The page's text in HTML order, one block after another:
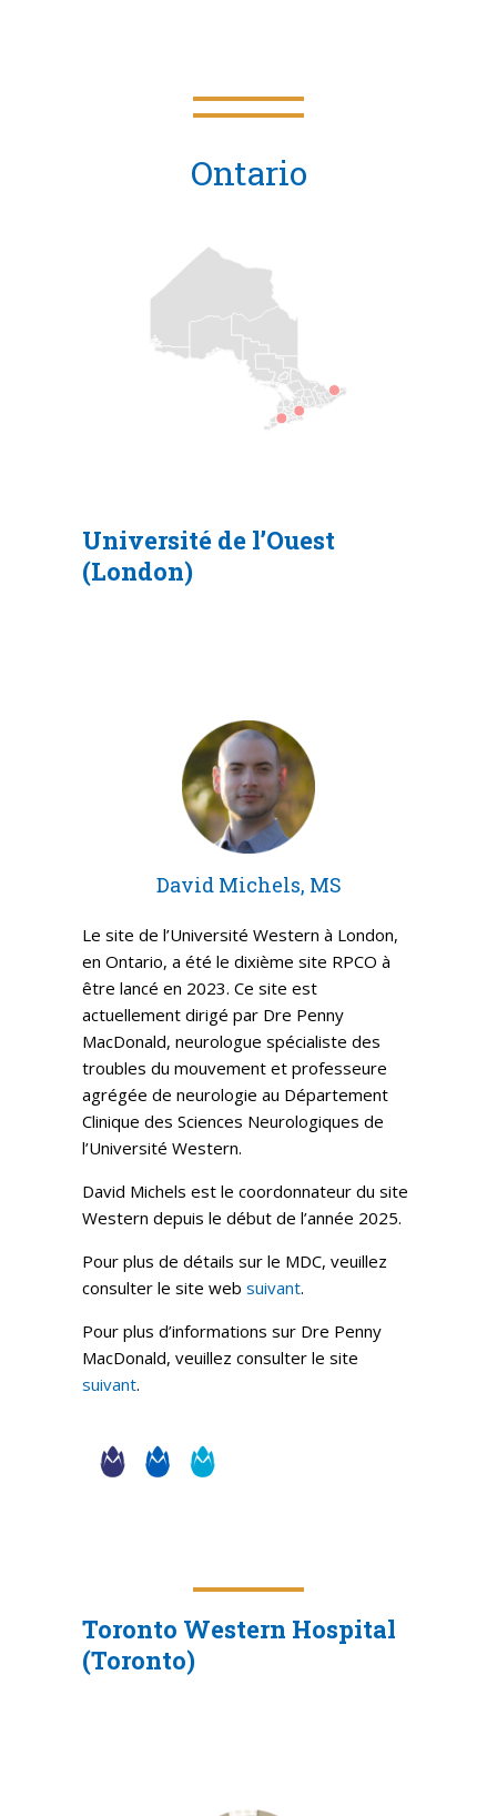
Ontario
Université de l’Ouest
(London)
David Michels, MS
Le site de l’Université Western à London,
en Ontario, a été le dixième site RPCO à
être lancé en 2023. Ce site est
actuellement dirigé par Dre Penny
MacDonald, neurologue spécialiste des
troubles du mouvement et professeure
agrégée de neurologie au Département
Clinique des Sciences Neurologiques de
l’Université Western.
David Michels est le coordonnateur du site
Western depuis le début de l’année 2025.
Pour plus de détails sur le MDC, veuillez
consulter le site web suivant.
Pour plus d’informations sur Dre Penny
MacDonald, veuillez consulter le site
suivant.
Toronto Western Hospital
(Toronto)